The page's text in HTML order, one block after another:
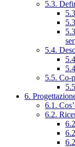
5.3.
5.4.
5.5. Co-
6.
6.1.
6.2.